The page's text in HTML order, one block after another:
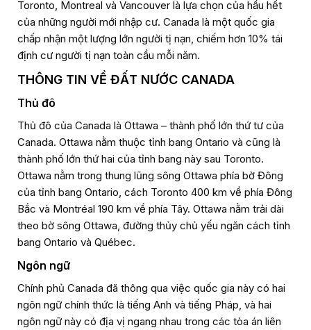
Toronto, Montreal và Vancouver là lựa chọn của hầu hết
của những người mới nhập cư. Canada là một quốc gia
chấp nhận một lượng lớn người tị nạn, chiếm hơn 10% tái
định cư người tị nạn toàn cầu mỗi năm.
THÔNG TIN VỀ ĐẤT NƯỚC CANADA
Thủ đô
Thủ đô của Canada là Ottawa – thành phố lớn thứ tư của
Canada. Ottawa nằm thuộc tỉnh bang Ontario và cũng là
thành phố lớn thứ hai của tỉnh bang này sau Toronto.
Ottawa nằm trong thung lũng sông Ottawa phía bờ Đông
của tỉnh bang Ontario, cách Toronto 400 km về phía Đông
Bắc và Montréal 190 km về phía Tây. Ottawa nằm trải dài
theo bờ sông Ottawa, đường thủy chủ yếu ngăn cách tỉnh
bang Ontario và Québec.
Ngôn ngữ
Chính phủ Canada đã thông qua việc quốc gia này có hai
ngôn ngữ chính thức là tiếng Anh và tiếng Pháp, và hai
ngôn ngữ này có địa vị ngang nhau trong các tòa án liên